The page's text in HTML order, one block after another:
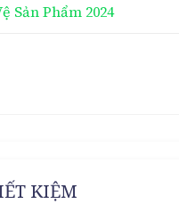
Sản Phẩm 2024
KIỆM